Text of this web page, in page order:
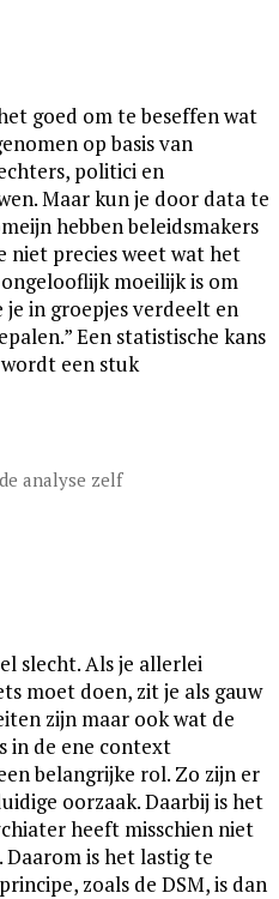
goed om te beseffen wat
op basis van
politici en
Maar kun je door data te
hebben beleidsmakers
niet precies weet wat het
moeilijk is om
in groepjes verdeelt en
Een statistische kans
een stuk
analyse zelf
slecht. Als je allerlei
moet doen, zit je als gauw
zijn maar ook wat de
in de ene context
belangrijke rol. Zo zijn er
oorzaak. Daarbij is het
heeft misschien niet
is het lastig te
zoals de DSM, is dan